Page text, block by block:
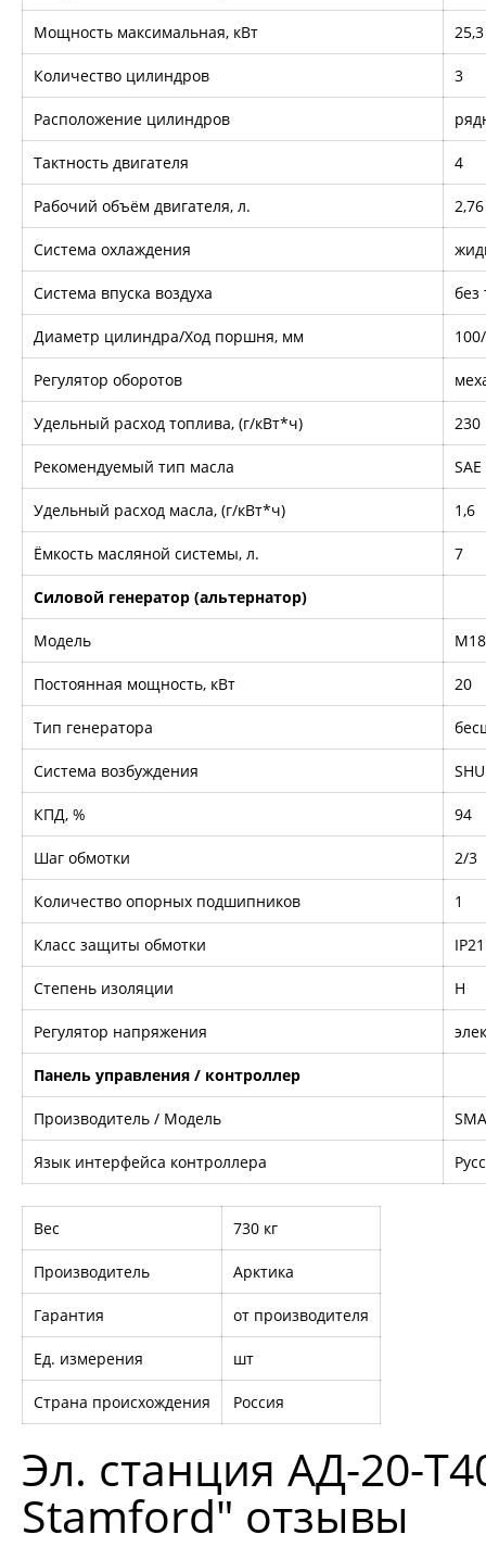
Мощность максимальная, кВт 25,3
Количество цилиндров 3
Расположение цилиндров
Тактность двигателя 4
Рабочий объём двигателя, л. 2,76
Система охлаждения
Система впуска воздуха без
Диаметр цилиндра/Ход поршня, мм
Регулятор оборотов
Удельный расход топлива, (г/кВт*ч) 230
Рекомендуемый тип масла
Удельный расход масла, (г/кВт*ч) 1,6
Ёмкость масляной системы, л. 7
Силовой генератор (альтернатор)
Модель
Постоянная мощность, кВт 20
Тип генератора
Система возбуждения
КПД, % 94
Шаг обмотки 2/3
Количество опорных подшипников 1
Класс защиты обмотки IP21
Степень изоляции H
Регулятор напряжения
Панель управления / контроллер
Производитель / Модель
Язык интерфейса контроллера
Вес 730 кг
Производитель Арктика
Гарантия от производителя
Ед. измерения шт
Страна происхождения Россия
Эл. станция АД-20-
Stamford" отзывы